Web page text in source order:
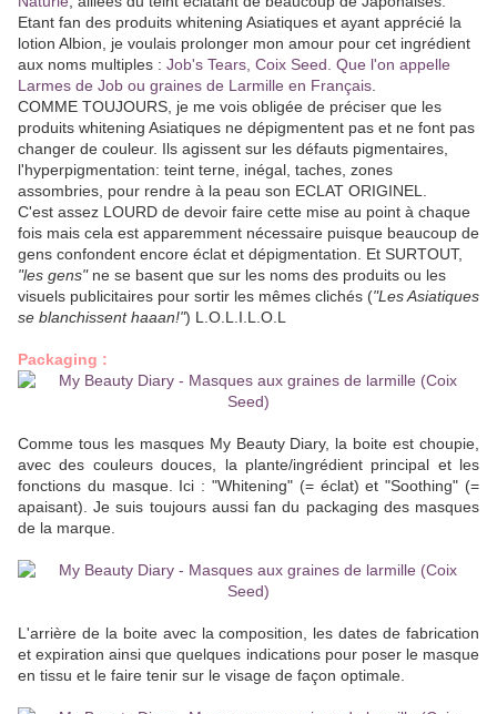
Etant fan des produits whitening Asiatiques et ayant apprécié la
lotion Albion, je voulais prolonger mon amour pour cet ingrédient
aux noms multiples : Job's Tears, Coix Seed. Que l'on appelle
Larmes de Job ou graines de Larmille en Français
COMME TOUJOURS, je me vois obligée de préciser que les
produits whitening Asiatiques ne dépigmentent pas et ne font pas
changer de couleur. Ils agissent sur les défauts pigmentaires,
l'hyperpigmentation: teint terne, inégal, taches, zones
assombries, pour rendre à la peau son ECLAT ORIGINEL.
C'est assez LOURD de devoir faire cette mise au point à chaque
fois mais cela est apparemment nécessaire puisque beaucoup de
gens confondent encore éclat et dépigmentation. Et SURTOUT,
"les gens"ne se basent que sur les noms des produits ou les
visuels publicitaires pour sortir les mêmes clichés ("Les Asiatiques
se blanchissent haaan!") L.O.L.I.L.O.L
Packaging :
Comme tous les masques My Beauty Diary, la boite est choupie,
avec des couleurs douces, la plante/ingrédient principal et les
fonctions du masque. Ici : "Whitening" (= éclat) et "Soothing" (=
apaisant). Je suis toujours aussi fan du packaging des masques
de la marque.
L'arrière de la boite avec la composition, les dates de fabrication
et expiration ainsi que quelques indications pour poser le masque
en tissu et le faire tenir sur le visage de façon optimale.